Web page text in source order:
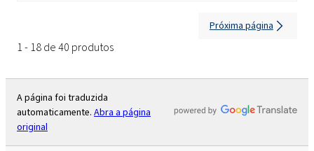
1 - 18 de 40 produtos
Próxima página
A página foi traduzida
automaticamente. Abra a página
original